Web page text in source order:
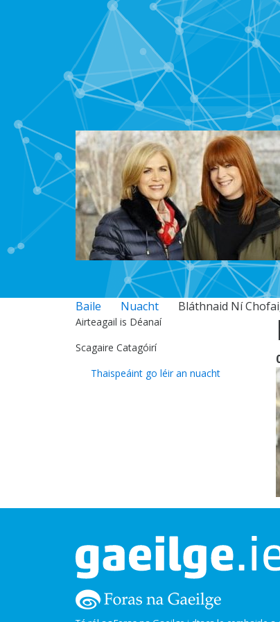
Baile Nuacht Bláthnaid Ní
Airteagail is Déanaí
Scagaire Catagóirí
Thaispeáint go léir an nuacht